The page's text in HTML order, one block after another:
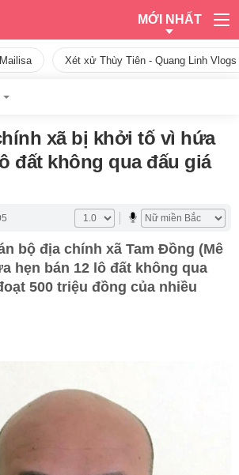
MỚI NHẤT
Xét xử Thùy Tiên - Quang Linh
xã bị khởi tố vì hứa
đất không qua đấu giá
bộ địa chính xã Tam Đồng (Mê
hẹn bán 12 lô đất không qua
500 triệu đồng của nhiều